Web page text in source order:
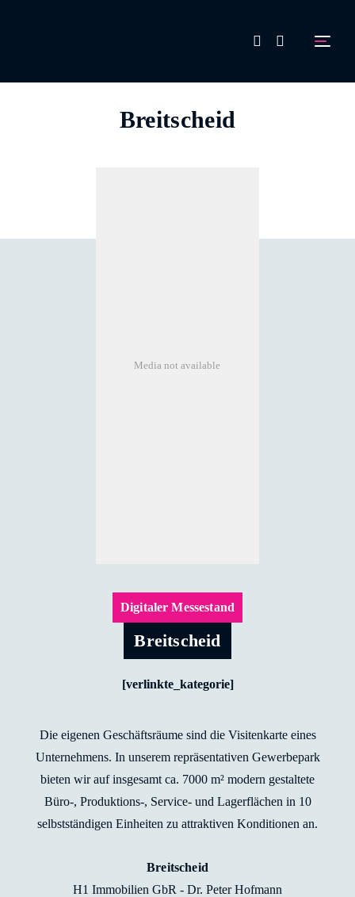
Aussteller werden!Breitscheid
Digitaler Messestand
Breitscheid
[verlinkte_kategorie]
Die eigenen Geschäftsräume sind die Visitenkarte eines
Unternehmens. In unserem repräsentativen Gewerbepark
bieten wir auf insgesamt ca. 7000 m² modern gestaltete
Büro-, Produktions-, Service- und Lagerflächen in 10
selbstständigen Einheiten zu attraktiven Konditionen an.
Breitscheid
H1 Immobilien GbR - Dr. Peter Hofmann
Media not available